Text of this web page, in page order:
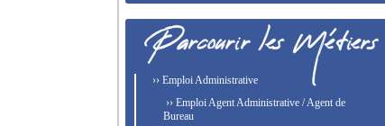
›› Emploi Administrative
›› Emploi Agent Administrative / Agent de
Bureau